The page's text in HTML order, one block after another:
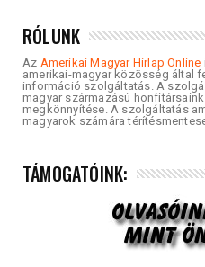
RÓLUNK
Az Amerikai Magyar Hírlap Online
amerikai-magyar közösség által
információ szolgáltatás. A
magyar származású
megkönnyítése. A szolgáltatás
magyarok számára
TÁMOGATÓINK: